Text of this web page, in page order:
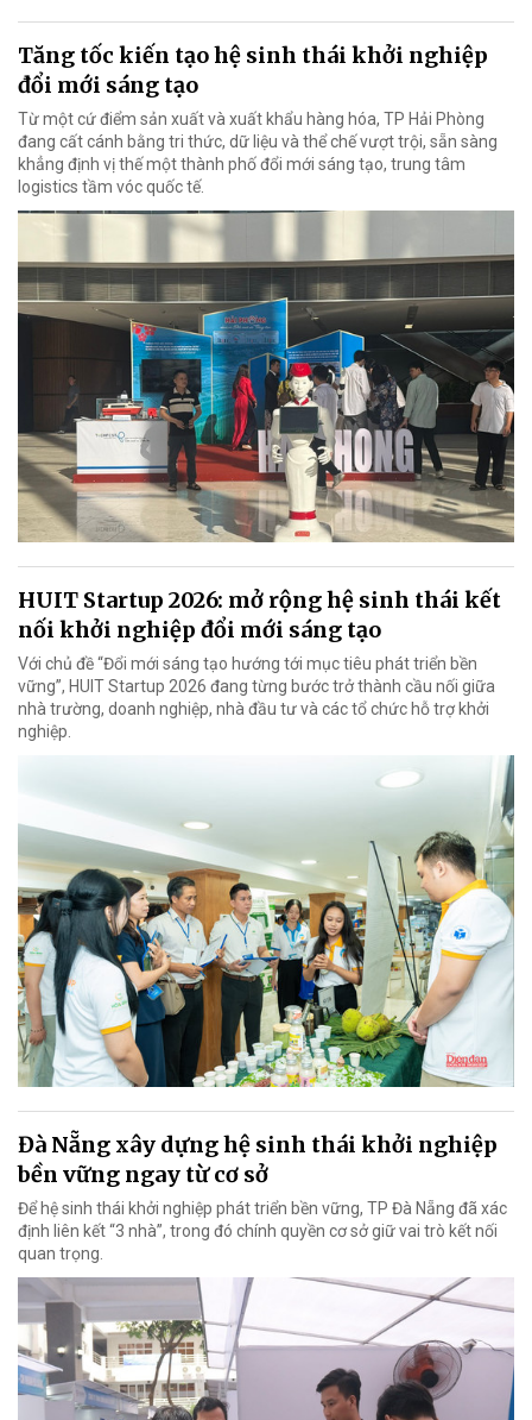
Tăng tốc kiến tạo hệ sinh thái khởi nghiệp
đổi mới sáng tạo
Từ một cứ điểm sản xuất và xuất khẩu hàng hóa, TP Hải Phòng
đang cất cánh bằng tri thức, dữ liệu và thể chế vượt trội, sẵn sàng
khẳng định vị thế một thành phố đổi mới sáng tạo, trung tâm
logistics tầm vóc quốc tế.
HUIT Startup 2026: mở rộng hệ sinh thái kết
nối khởi nghiệp đổi mới sáng tạo
Với chủ đề “Đổi mới sáng tạo hướng tới mục tiêu phát triển bền
vững”, HUIT Startup 2026 đang từng bước trở thành cầu nối giữa
nhà trường, doanh nghiệp, nhà đầu tư và các tổ chức hỗ trợ khởi
nghiệp.
Đà Nẵng xây dựng hệ sinh thái khởi nghiệp
bền vững ngay từ cơ sở
Để hệ sinh thái khởi nghiệp phát triển bền vững, TP Đà Nẵng đã xác
định liên kết “3 nhà”, trong đó chính quyền cơ sở giữ vai trò kết nối
quan trọng.